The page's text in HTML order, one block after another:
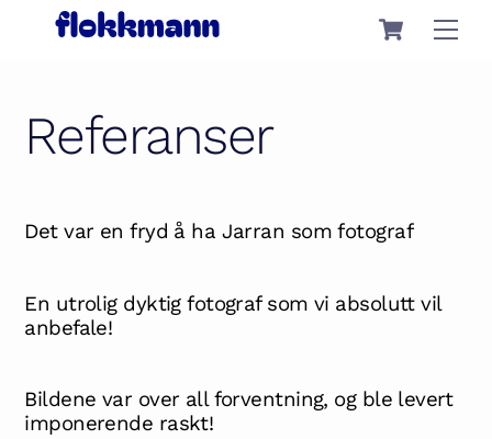
Cart
Referanser
Det var en fryd å ha Jarran som fotograf
En utrolig dyktig fotograf som vi absolutt vil
anbefale!
Bildene var over all forventning, og ble levert
imponerende raskt!